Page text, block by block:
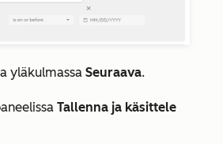
yläkulmassa Seuraava.
Tallenna ja käsittele